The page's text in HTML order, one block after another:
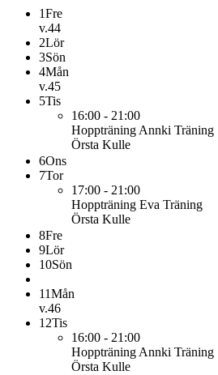
1Fre
v.44
2Lör
3Sön
4Mån
v.45
5Tis
16:00 - 21:00
Hoppträning Annki Träning
Örsta Kulle
6Ons
7Tor
17:00 - 21:00
Hoppträning Eva Träning
Örsta Kulle
8Fre
9Lör
10Sön
11Mån
v.46
12Tis
16:00 - 21:00
Hoppträning Annki Träning
Örsta Kulle